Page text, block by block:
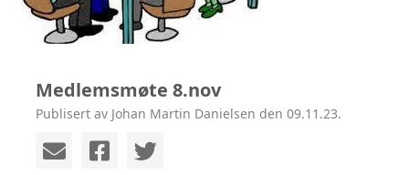
Medlemsmøte 8.nov
Publisert av Johan Martin Danielsen den 09.11.23.